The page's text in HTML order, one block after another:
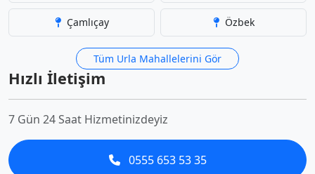
Çamlıçay Özbek
Tüm Urla Mahallelerini Gör
Hızlı İletişim
7 Gün 24 Saat Hizmetinizdeyiz
0555 653 53 35